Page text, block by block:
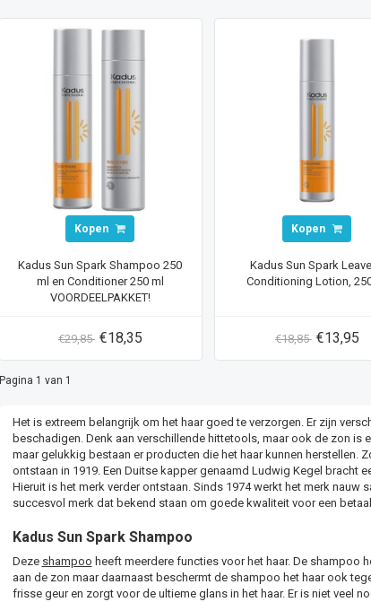
Kopen
Kadus Sun Spark Shampoo 250
ml en Conditioner 250 ml
VOORDEELPAKKET!
€29,85 €18,35
Kopen
Kadus Sun Spark
Conditioning Lotion,
€18,85 €13,95
Pagina 1 van 1
Het is extreem belangrijk om het haar goed te verzorgen. Er zijn
beschadigen. Denk aan verschillende hittetools, maar ook de zon is
maar gelukkig bestaan er producten die het haar kunnen herstellen.
ontstaan in 1919. Een Duitse kapper genaamd Ludwig Kegel bracht
Hieruit is het merk verder ontstaan. Sinds 1974 werkt het merk nauw
succesvol merk dat bekend staan om goede kwaliteit voor een
Kadus Sun Spark Shampoo
Deze shampoo heeft meerdere functies voor het haar. De
aan de zon maar daarnaast beschermt de shampoo het haar ook
frisse geur en zorgt voor de ultieme glans in het haar. Er is niet veel